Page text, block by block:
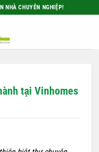
NHÀ CHUYÊN NGHIỆP!
tại Vinhomes